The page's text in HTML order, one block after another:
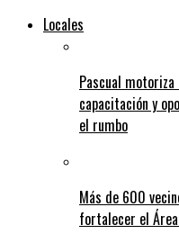
Locales
Pascual
capacitación y
el rumbo
Más de 600
fortalecer el